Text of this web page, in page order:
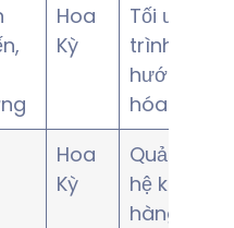
Hoa
Kỳ
Tối ưu
trình, điều
hướng, mã
hóa địa lý
Hoa
Kỳ
Quản lý
hệ khách
hàng